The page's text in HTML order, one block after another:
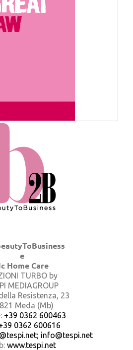
e
Home Care
TURBO by
MEDIAGROUP
Resistenza, 23
Meda (Mb)
+39 0362 600463
0362 600616
info@tespi.net
www.tespi.net